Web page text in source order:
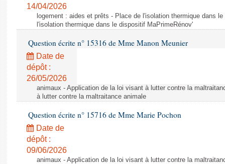
14/04/2026
logement : aides et prêts - Place de l'isolation thermique dans
l'isolation thermique dans le dispositif MaPrimeRénov'
Question écrite n° 15316 de Mme Manon Meunier
Date de
dépôt :
26/05/2026
animaux - Application de la loi visant à lutter contre la
à lutter contre la maltraitance animale
Question écrite n° 15716 de Mme Marie Pochon
Date de
dépôt :
09/06/2026
animaux - Application de la loi visant à lutter contre la